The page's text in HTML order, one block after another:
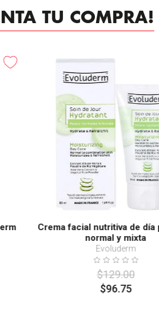
TU COMPRA!
Crema facial nutritiva de día
normal y mixta
Evoluderm
$129.00
$96.75